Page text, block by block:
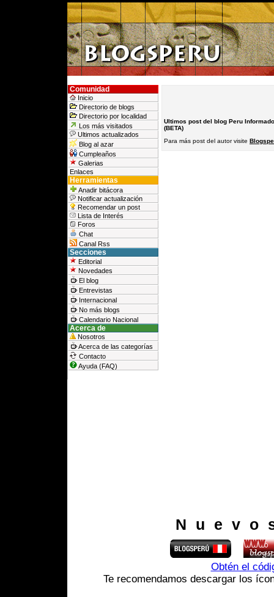
Comunidad
Inicio
Directorio de blogs
Directorio por localidad
Los más visitados
Ultimos actualizados
Blog al azar
Cumpleaños
Galerias
Enlaces
Herramientas
Anadir bitácora
Notificar actualización
Recomendar un post
Lista de Interés
Foros
Chat
Canal Rss
Secciones
Editorial
Novedades
El blog
Entrevistas
Internacional
No más blogs
Calendario Nacional
Acerca de
Nosotros
Acerca de las categorías
Contacto
Ayuda (FAQ)
Ultimos post del blog Peru
(BETA)
Para más post del autor visite
Obtén el
Te recomendamos descargar los